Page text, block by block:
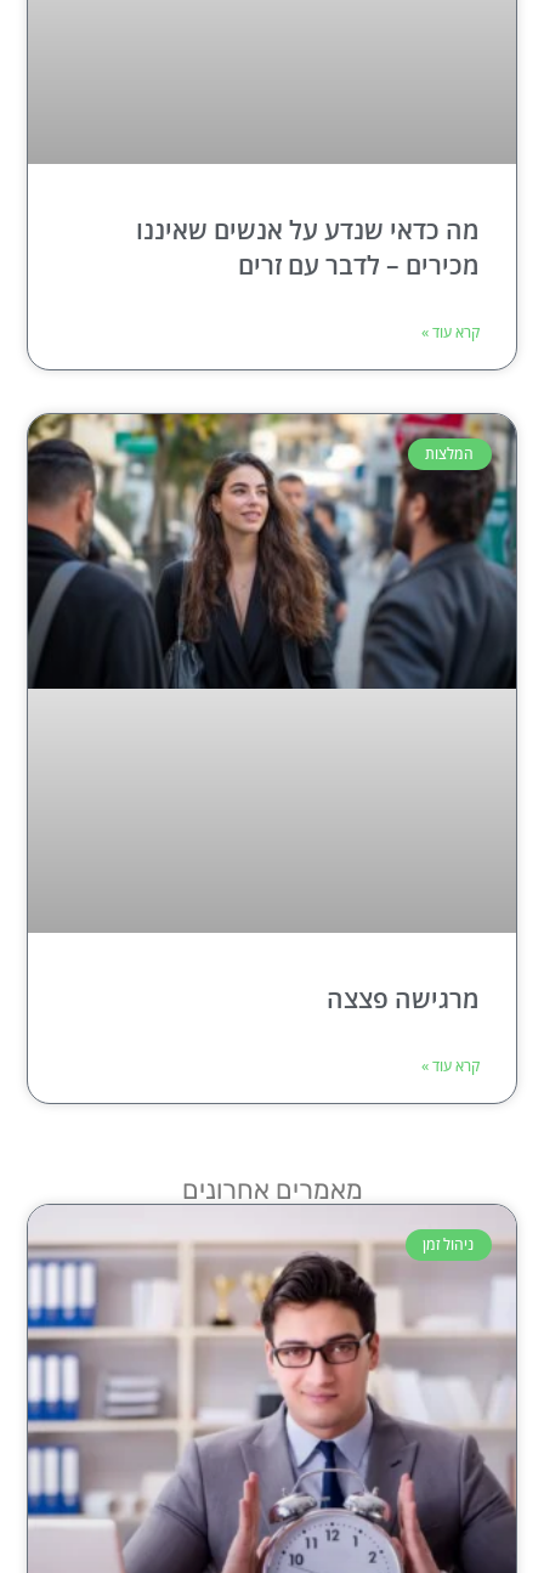
מה כדאי שנדע על אנשים שאיננו
מכירים – לדבר עם זרים
קרא עוד »
המלצות
מרגישה פצצה
קרא עוד »
מאמרים אחרונים
ניהול זמן